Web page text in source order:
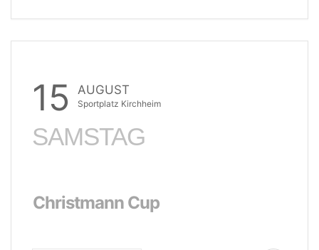
15 AUGUST
Sportplatz Kirchheim
SAMSTAG
Christmann Cup